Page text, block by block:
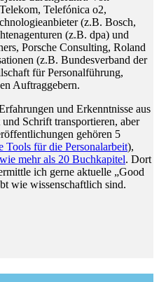
Telefónica o2,
(z.B. Bosch,
(z.B. dpa) und
Porsche Consulting, Roland
(z.B. Bundesverband der
für Personalführung,
Auftraggebern.
und Erkenntnisse aus
Schrift transportieren, aber
gehören 5
für die Personalarbeit),
mehr als 20 Buchkapitel. Dort
ich gerne aktuelle „Good
wie wissenschaftlich sind.